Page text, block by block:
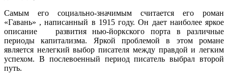
Самым его социально-значимым считается его роман
«Гавань» , написанный в 1915 году. Он дает наиболее яркое
описание развития нью-йоркского порта в различные
периоды капитализма. Яркой проблемой в этом романе
является нелегкий выбор писателя между правдой и легким
успехом. В послевоенный период писатель выбрал второй
путь.